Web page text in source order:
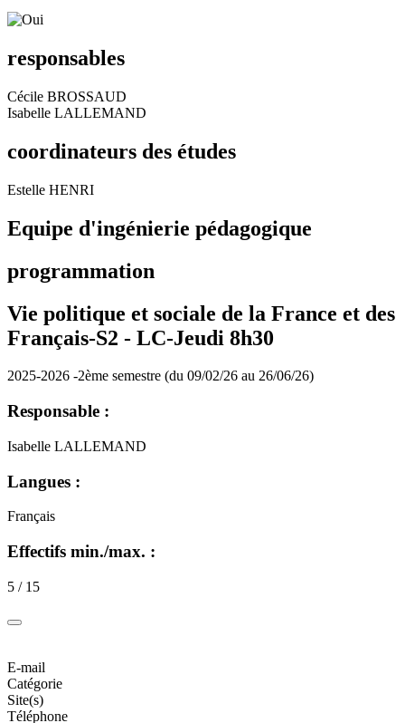
responsables
Cécile BROSSAUD
Isabelle LALLEMAND
coordinateurs des études
Estelle HENRI
Equipe d'ingénierie pédagogique
programmation
Vie politique et sociale de la France et des
Français-S2 - LC-Jeudi 8h30
2025-2026 -2ème semestre (du 09/02/26 au 26/06/26)
Responsable :
Isabelle LALLEMAND
Langues :
Français
Effectifs min./max. :
5 / 15
E-mail
Catégorie
Site(s)
Téléphone